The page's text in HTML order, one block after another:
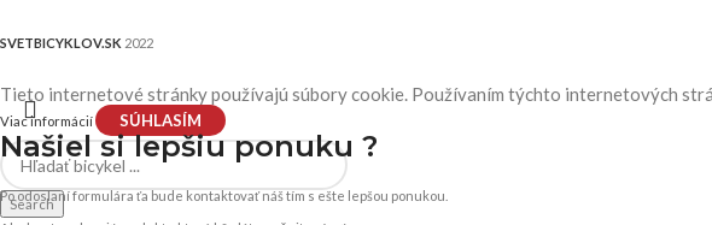
SVETBICYKLOV.SK 2022
Search
Tieto internetové stránky používajú súbory cookie. Používaním týchto internetových
Viac informácií SÚHLASÍM
Našiel silepšiu ponuku ?
Po odoslaní formulára ťa bude kontaktovať náš tím s ešte lepšou ponukou.